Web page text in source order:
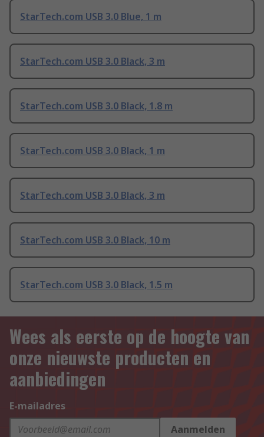
StarTech.com USB 3.0 Blue, 1 m
StarTech.com USB 3.0 Black, 3 m
StarTech.com USB 3.0 Black, 1.8 m
StarTech.com USB 3.0 Black, 1 m
StarTech.com USB 3.0 Black, 3 m
StarTech.com USB 3.0 Black, 10 m
StarTech.com USB 3.0 Black, 1.5 m
Wees als eerste op de hoogte van
onze nieuwste producten en
aanbiedingen
E-mailadres
Aanmelden